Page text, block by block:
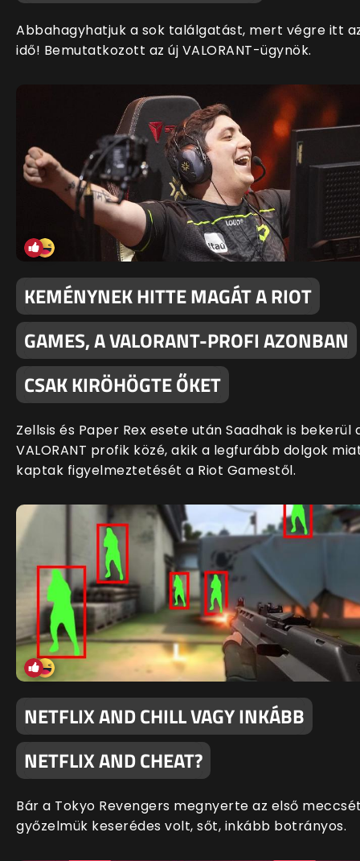
Abbahagyhatjuk a sok találgatást, mert végre itt
idő! Bemutatkozott az új VALORANT-ügynök.
KEMÉNYNEK HITTE MAGÁT A RIOT
GAMES, A VALORANT-PROFI AZONBAN
CSAK KIRÖHÖGTE ŐKET
Zellsis és Paper Rex esete után Saadhak is bekerül
VALORANT profik közé, akik a legfurább dolgok
kaptak figyelmeztetését a Riot Gamestől.
NETFLIX AND CHILL VAGY INKÁBB
NETFLIX AND CHEAT?
Bár a Tokyo Revengers megnyerte az első
győzelmük keserédes volt, sőt, inkább botrányos.